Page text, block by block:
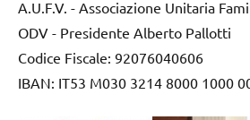
A.U.F.V. - Associazione Unitaria
ODV - Presidente Alberto Pallotti
Codice Fiscale: 92076040606
IBAN: IT53 M030 3214 8000 1000